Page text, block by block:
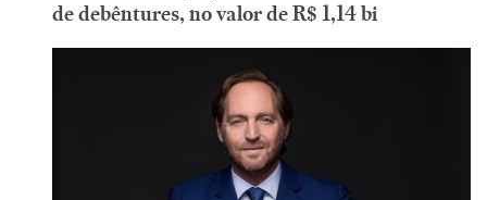
de debêntures, no valor de R$ 1,14 bi